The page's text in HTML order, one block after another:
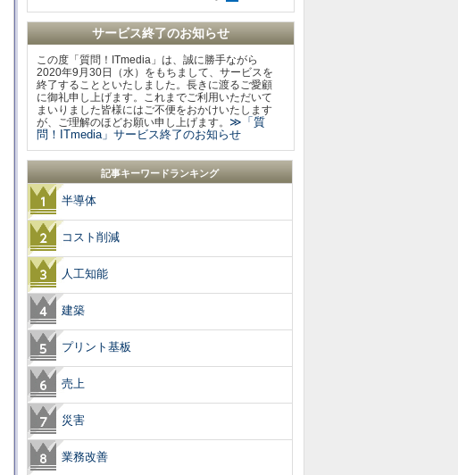
サービス終了のお知らせ
この度「質問！ITmedia」は、誠に勝手ながら
2020年9月30日（水）をもちまして、サービスを
終了することといたしました。長きに渡るご愛顧
に御礼申し上げます。これまでご利用いただいて
まいりました皆様にはご不便をおかけいたします
が、ご理解のほどお願い申し上げます。 ≫「質
問！ITmedia」サービス終了のお知らせ
記事キーワードランキング
半導体
コスト削減
人工知能
建築
プリント基板
売上
災害
業務改善